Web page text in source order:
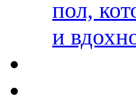
пол,
и